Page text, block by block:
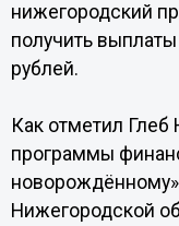
нижегородский
получить
рублей.
Как отметил Глеб
программы
Нижегородской